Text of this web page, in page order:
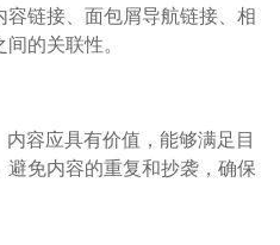
链接、面包屑导航链接、相
的关联性。
容应具有价值，能够满足目
免内容的重复和抄袭，确保